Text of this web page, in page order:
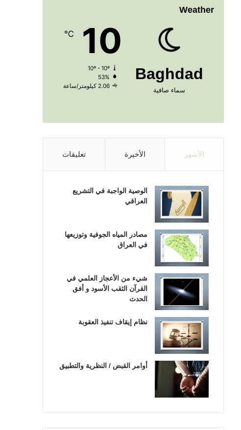
Weather
Baghdad
سماء صافية
10
℃
10º - 10º
53%
2.06 كيلومتر/ساعة
الأشهر الأخيرة تعليقات
الوصية الواجبة في التشريع
العراقي
مصادر المياه الجوفية وتوزيعها
في العراق
شيء من الأعجاز العلمي في
القرآن الثقب الأسود و أفق
الحدث
نظام إيقاف تنفيذ العقوبة
أوامر القبض / النظرية والتطبيق